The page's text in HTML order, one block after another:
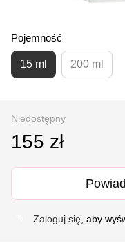
Pojemność
15 ml 200 ml
Niedostępny
155 zł
Zaloguj się , aby